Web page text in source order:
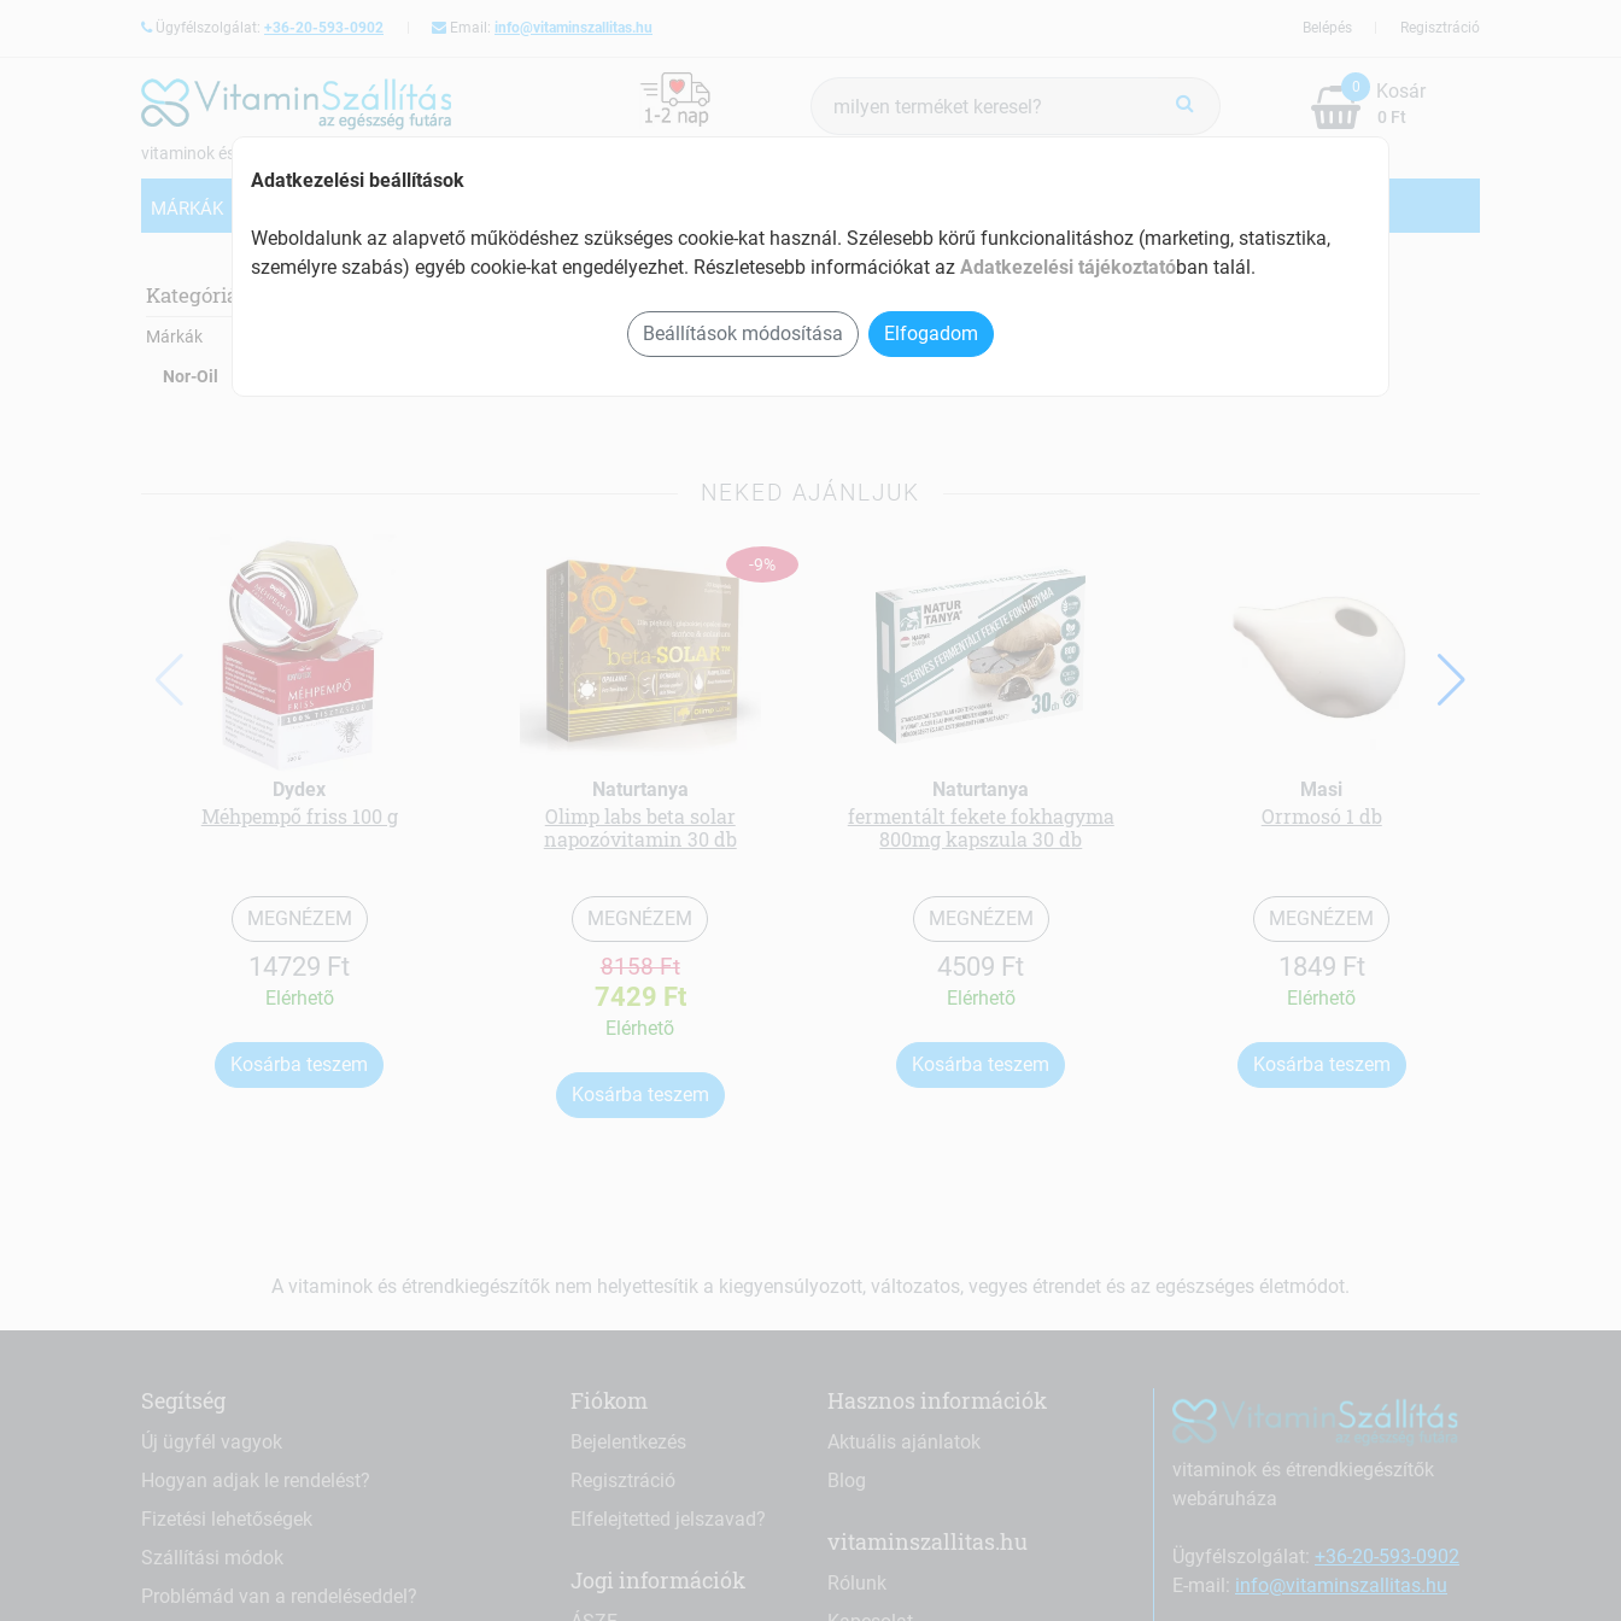
Ügyfélszolgálat: +36-20-593-0902 Email: info@vitaminszallitas.hu Regisztráció
Belépés
vitaminok és étrendkiegészítők webáruháza
keresés
0
0 Ft
Kosár
MÁRKÁK
Kategóriák:
Márkák
Nor-Oil
NEKED AJÁNLJUK
Dydex
Méhpempő friss 100 g
MEGNÉZEM
14729 Ft
Elérhetõ
Kosárba teszem
-9%
Naturtanya
Olimp labs beta solar
napozóvitamin 30 db
MEGNÉZEM
8158 Ft
7429 Ft
Elérhetõ
Kosárba teszem
Naturtanya
fermentált fekete fokhagyma
800mg kapszula 30 db
MEGNÉZEM
4509 Ft
Elérhetõ
Kosárba teszem
Masi
Orrmosó 1 db
MEGNÉZEM
1849 Ft
Elérhetõ
Kosárba teszem
A vitaminok és étrendkiegészítők nem helyettesítik a kiegyensúlyozott, változatos, vegyes étrendet és az egészséges életmódot.
Segítség
Új ügyfél vagyok
Hogyan adjak le rendelést?
Fizetési lehetőségek
Szállítási módok
Problémád van a rendeléseddel?
Fiókom
Bejelentkezés
Regisztráció
Elfelejtetted jelszavad?
Jogi információk
Hasznos információk
Aktuális ajánlatok
Blog
vitaminszallitas.hu
Rólunk
vitaminok és étrendkiegészítők
webáruháza
Ügyfélszolgálat: +36-20-593-0902
E-mail: info@vitaminszallitas.hu
Adatkezelési beállítások
Weboldalunk az alapvető működéshez szükséges cookie-kat használ. Szélesebb körű funkcionalitáshoz (marketing, statisztika,
személyre szabás) egyéb cookie-kat engedélyezhet. Részletesebb információkat az Adatkezelési tájékoztatóban talál.
Beállítások módosítása Elfogadom